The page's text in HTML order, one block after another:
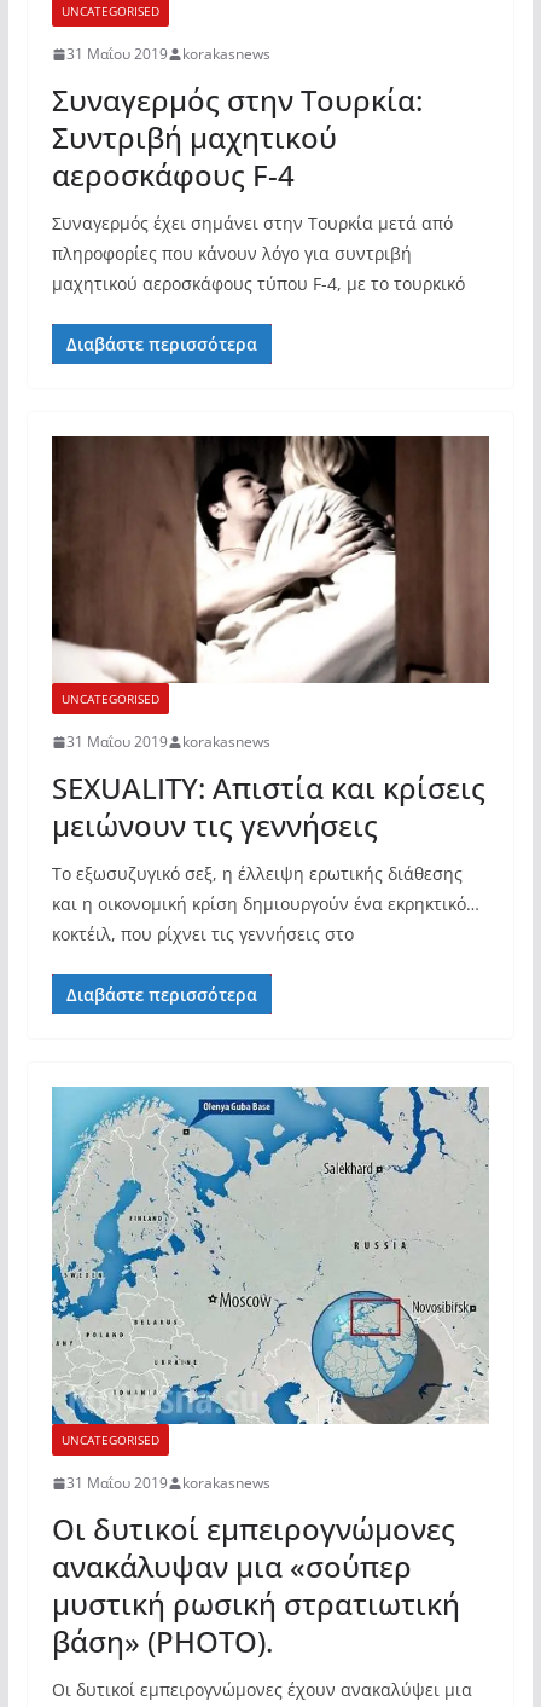
UNCATEGORISED
31 Μαΐου 2019 korakasnews
Συναγερμός στην Τουρκία:
Συντριβή μαχητικού
αεροσκάφους F-4
Συναγερμός έχει σημάνει στην Τουρκία μετά από
πληροφορίες που κάνουν λόγο για συντριβή
μαχητικού αεροσκάφους τύπου F-4, με το τουρκικό
Διαβάστε περισσότερα
UNCATEGORISED
31 Μαΐου 2019 korakasnews
SEXUALITY: Απιστία και κρίσεις
μειώνουν τις γεννήσεις
Το εξωσυζυγικό σεξ, η έλλειψη ερωτικής διάθεσης
και η οικονομική κρίση δημιουργούν ένα εκρηκτικό…
κοκτέιλ, που ρίχνει τις γεννήσεις στο
Διαβάστε περισσότερα
UNCATEGORISED
31 Μαΐου 2019 korakasnews
Οι δυτικοί εμπειρογνώμονες
ανακάλυψαν μια «σούπερ
μυστική ρωσική στρατιωτική
βάση» (PHOTO).
Οι δυτικοί εμπειρογνώμονες έχουν ανακαλύψει μια